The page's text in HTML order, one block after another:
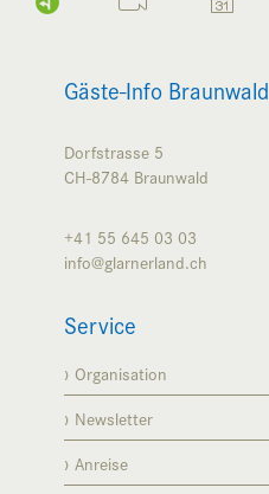
Gäste-Info Braunwald
Dorfstrasse 5
CH-8784 Braunwald
+41 55 645 03 03
info@glarnerland.ch
Service
Organisation
Newsletter
Anreise